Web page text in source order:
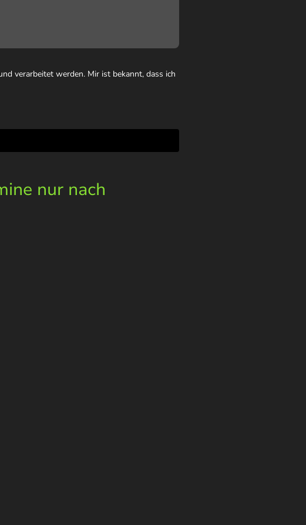
verarbeitet werden. Mir ist bekannt, dass ich
nur nach